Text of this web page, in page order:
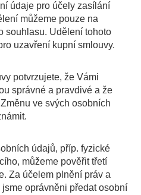
údaje pro účely zasílání
můžeme pouze na
souhlasu. Udělení tohoto
uzavření kupní smlouvy.
potvrzujete, že Vámi
správné a pravdivé a že
ve svých osobních
údajů, příp. fyzické
můžeme pověřit třetí
Za účelem plnění práv a
oprávněni předat osobní